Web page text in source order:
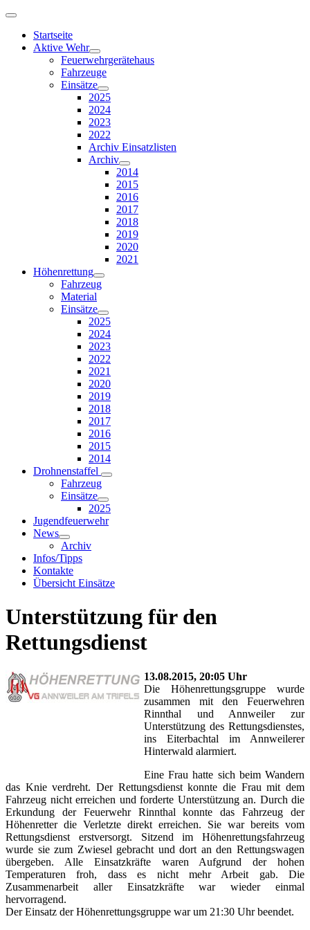
Startseite
Aktive Wehr
Feuerwehrgerätehaus
Fahrzeuge
Einsätze
2025
2024
2023
2022
Archiv Einsatzlisten
Archiv
2014
2015
2016
2017
2018
2019
2020
2021
Höhenrettung
Fahrzeug
Material
Einsätze
2025
2024
2023
2022
2021
2020
2019
2018
2017
2016
2015
2014
Drohnenstaffel
Fahrzeug
Einsätze
2025
Jugendfeuerwehr
News
Archiv
Infos/Tipps
Kontakte
Übersicht Einsätze
Unterstützung für den
Rettungsdienst
13.08.2015, 20:05 Uhr
Die Höhenrettungsgruppe wurde
zusammen mit den Feuerwehren
Rinnthal und Annweiler zur
Unterstützung des Rettungsdienstes,
ins Eiterbachtal im Annweilerer
Hinterwald alarmiert.
Eine Frau hatte sich beim Wandern
das Knie verdreht. Der Rettungsdienst konnte die Frau mit dem
Fahrzeug nicht erreichen und forderte Unterstützung an. Durch die
Erkundung der Feuerwehr Rinnthal konnte das Fahrzeug der
Höhenretter die Verletzte direkt erreichen. Sie war bereits vom
Rettungsdienst erstversorgt. Sitzend im Höhenrettungsfahrzeug
wurde sie zum Zwiesel gebracht und dort an den Rettungswagen
übergeben. Alle Einsatzkräfte waren Aufgrund der hohen
Temperaturen froh, dass es nicht mehr Arbeit gab. Die
Zusammenarbeit aller Einsatzkräfte war wieder einmal
hervorragend.
Der Einsatz der Höhenrettungsgruppe war um 21:30 Uhr beendet.